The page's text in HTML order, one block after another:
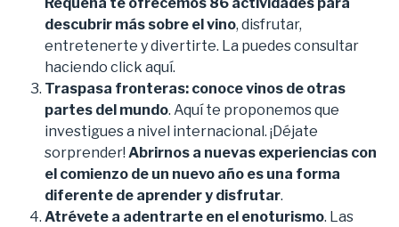
descubrir más sobre el vino, disfrutar,
entretenerte y divertirte. La puedes consultar
haciendo click aquí.
Traspasa fronteras: conoce vinos de otras
partes del mundo. Aquí te proponemos que
investigues a nivel internacional. ¡Déjate
sorprender! Abrirnos a nuevas experiencias con
el comienzo de un nuevo año es una forma
diferente de aprender y disfrutar.
Atrévete a adentrarte en el enoturismo. Las